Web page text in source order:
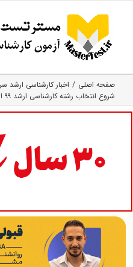
content
صفحه اصلی
اخبار کارشناسی ارشد
شروع انتخاب رشته کارشناسی ارشد ۹۹ از روز شنبه